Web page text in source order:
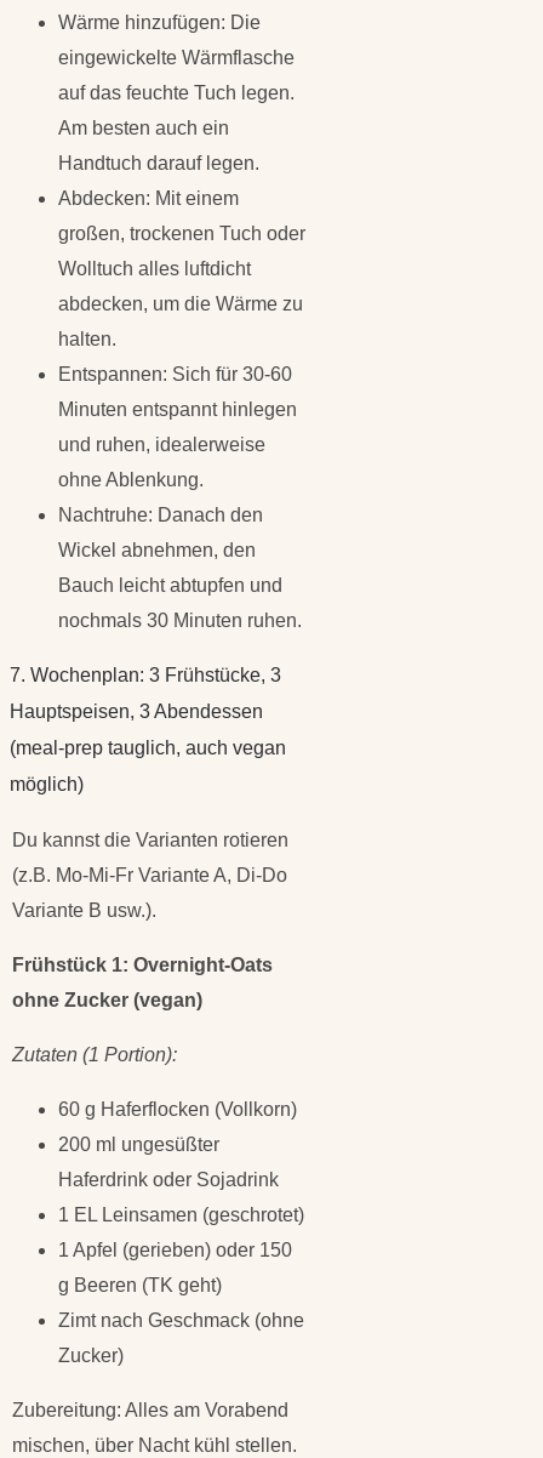
Wärme hinzufügen: Die
eingewickelte Wärmflasche
auf das feuchte Tuch legen.
Am besten auch ein
Handtuch darauf legen.
Abdecken: Mit einem
großen, trockenen Tuch oder
Wolltuch alles luftdicht
abdecken, um die Wärme zu
halten.
Entspannen: Sich für 30-60
Minuten entspannt hinlegen
und ruhen, idealerweise
ohne Ablenkung.
Nachtruhe: Danach den
Wickel abnehmen, den
Bauch leicht abtupfen und
nochmals 30 Minuten ruhen.
7. Wochenplan: 3 Frühstücke, 3
Hauptspeisen, 3 Abendessen
(meal-prep tauglich, auch vegan
möglich)
Du kannst die Varianten rotieren
(z.B. Mo-Mi-Fr Variante A, Di-Do
Variante B usw.).
Frühstück 1: Overnight-Oats
ohne Zucker (vegan)
Zutaten (1 Portion):
60 g Haferflocken (Vollkorn)
200 ml ungesüßter
Haferdrink oder Sojadrink
1 EL Leinsamen (geschrotet)
1 Apfel (gerieben) oder 150
g Beeren (TK geht)
Zimt nach Geschmack (ohne
Zucker)
Zubereitung: Alles am Vorabend
mischen, über Nacht kühl stellen.